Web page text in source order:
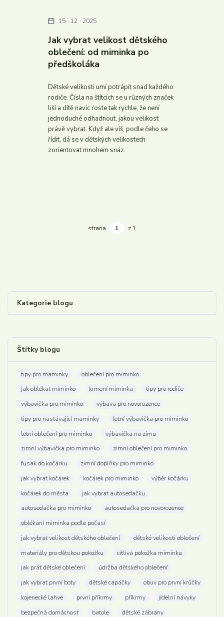
Kategorie blogu
Štítky blogu
tipy pro maminky
oblečení pro miminko
jak oblékat miminko
krmení miminka
tipy pro rodiče
výbavička pro miminko
výbava pro novorozence
tipy pro nastávající maminky
letní výbavička pro miminko
letní oblečení pro miminko
výbavička na zimu
zimní výbavička pro miminko
zimní oblečení pro miminko
fusak do kočárku
zimní doplňky pro miminko
jak vybrat kočárek
kočárek pro miminko
výběr kočárku
kočárek do města
jak vybrat autosedačku
autosedačka pro miminko
autosedačka pro novorozence
oblékání miminka podle počasí
jak vybrat velikost dětského oblečení
dětské velikosti oblečení
materiály pro dětskou pokožku
citlivá pokožka miminka
jak prát dětské oblečení
údržba dětského oblečení
jak vybrat první boty
dětské capáčky
obuv pro první krůčky
kojenecké lahve
první příkrmy příkrmy
jídelní návyky
bezpečná domácnost
batole
dětské zábrany
Jak vybrat velikost dětského
oblečení: od miminka po
předškoláka
15 12 2025
Dětské velikosti umí potrápit snad každého
rodiče. Čísla na štítcích se u různých značek
liší a dítě navíc roste tak rychle, že není
jednoduché odhadnout, jakou velikost
právě vybrat. Když ale víš, podle čeho se
řídit, dá se v dětských velikostech
zorientovat mnohem snáz.
strana z 1